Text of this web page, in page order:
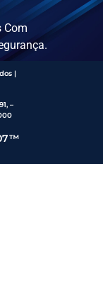
Com
|
–